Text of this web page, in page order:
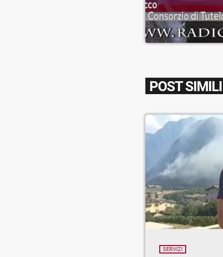
POST SIMILI
SERVIZI